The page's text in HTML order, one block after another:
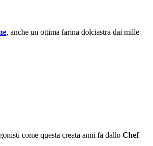
, anche un ottima farina dolciastra dai mille
come questa creata anni fa dallo Chef